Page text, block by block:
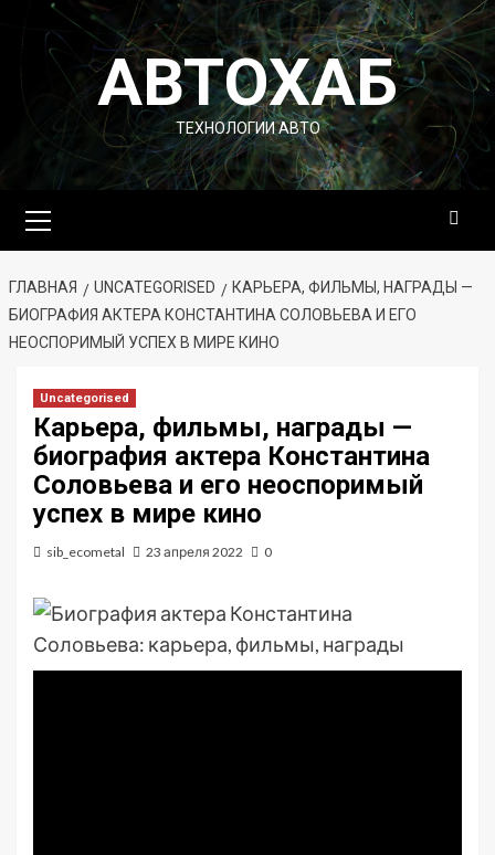
Перейти
содержимомуАВТОХАБ
ТЕХНОЛОГИИ АВТО
меню
ГЛАВНАЯ UNCATEGORISED
КАРЬЕРА, ФИЛЬМЫ, НАГРАДЫ —
БИОГРАФИЯ АКТЕРА КОНСТАНТИНА СОЛОВЬЕВА И ЕГО
НЕОСПОРИМЫЙ УСПЕХ В МИРЕ КИНО
Uncategorised
Карьера, фильмы, награды —
биография актера Константина
Соловьева и его неоспоримый
успех в мире кино
sib_ecometal 23 апреля 2022 0